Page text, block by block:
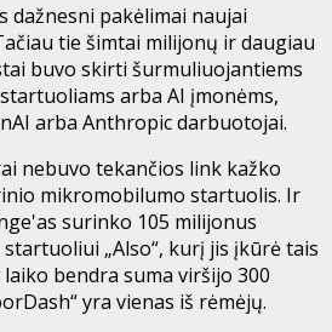
dažnesni pakėlimai naujai
tie šimtai milijonų ir daugiau
buvo skirti šurmuliuojantiems
arba AI įmonėms,
arba Anthropic darbuotojai.
nebuvo tekančios link kažko
mikromobilumo startuolis. Ir
surinko 105 milijonus
„Also“, kurį jis įkūrė tais
bendra suma viršijo 300
yra vienas iš rėmėjų.